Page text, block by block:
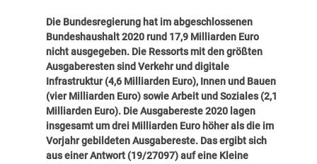
Die Bundesregierung hat im abgeschlossenen
Bundeshaushalt 2020 rund 17,9 Milliarden Euro
nicht ausgegeben. Die Ressorts mit den größten
Ausgaberesten sind Verkehr und digitale
Infrastruktur (4,6 Milliarden Euro), Innen und Bauen
(vier Milliarden Euro) sowie Arbeit und Soziales (2,1
Milliarden Euro). Die Ausgabereste 2020 lagen
insgesamt um drei Milliarden Euro höher als die im
Vorjahr gebildeten Ausgabereste. Das ergibt sich
aus einer Antwort (19/27097) auf eine Kleine